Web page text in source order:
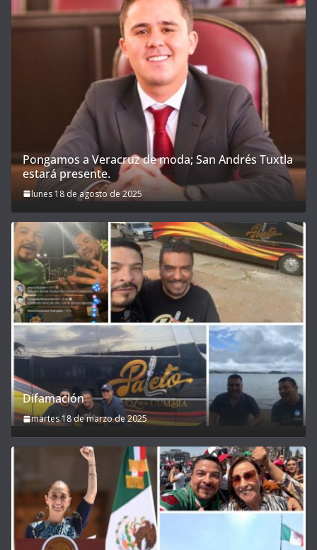
Pongamos a Veracruz de moda; San Andrés Tuxtla
estará presente.
lunes 18 de agosto de 2025
Difamación
martes 18 de marzo de 2025